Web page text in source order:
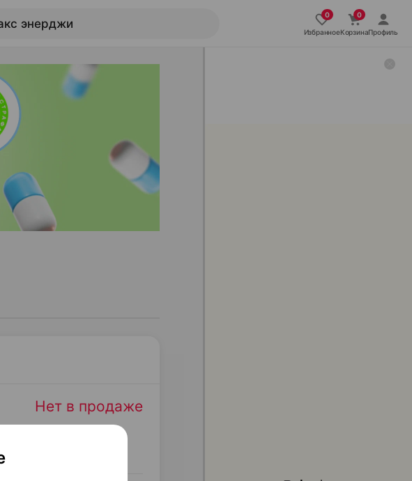
ИзбранноеКорзинаПрофиль
Нет в продаже